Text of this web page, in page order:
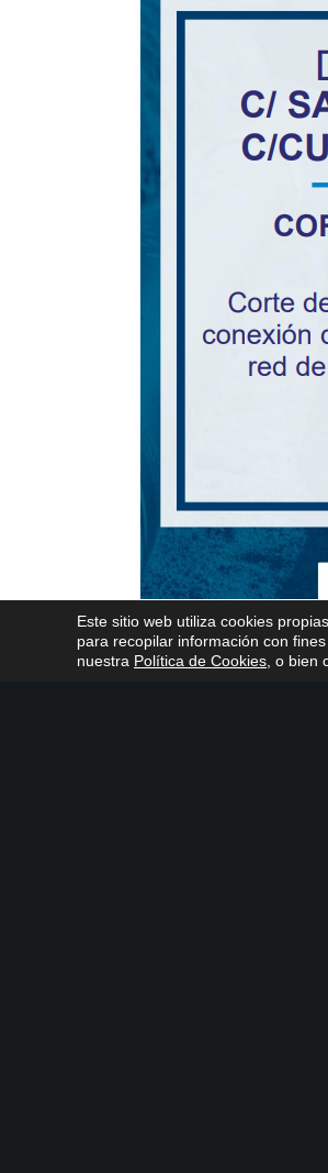
Este sitio web utiliza cookies
para recopilar información con
nuestra Política de Cookies , o